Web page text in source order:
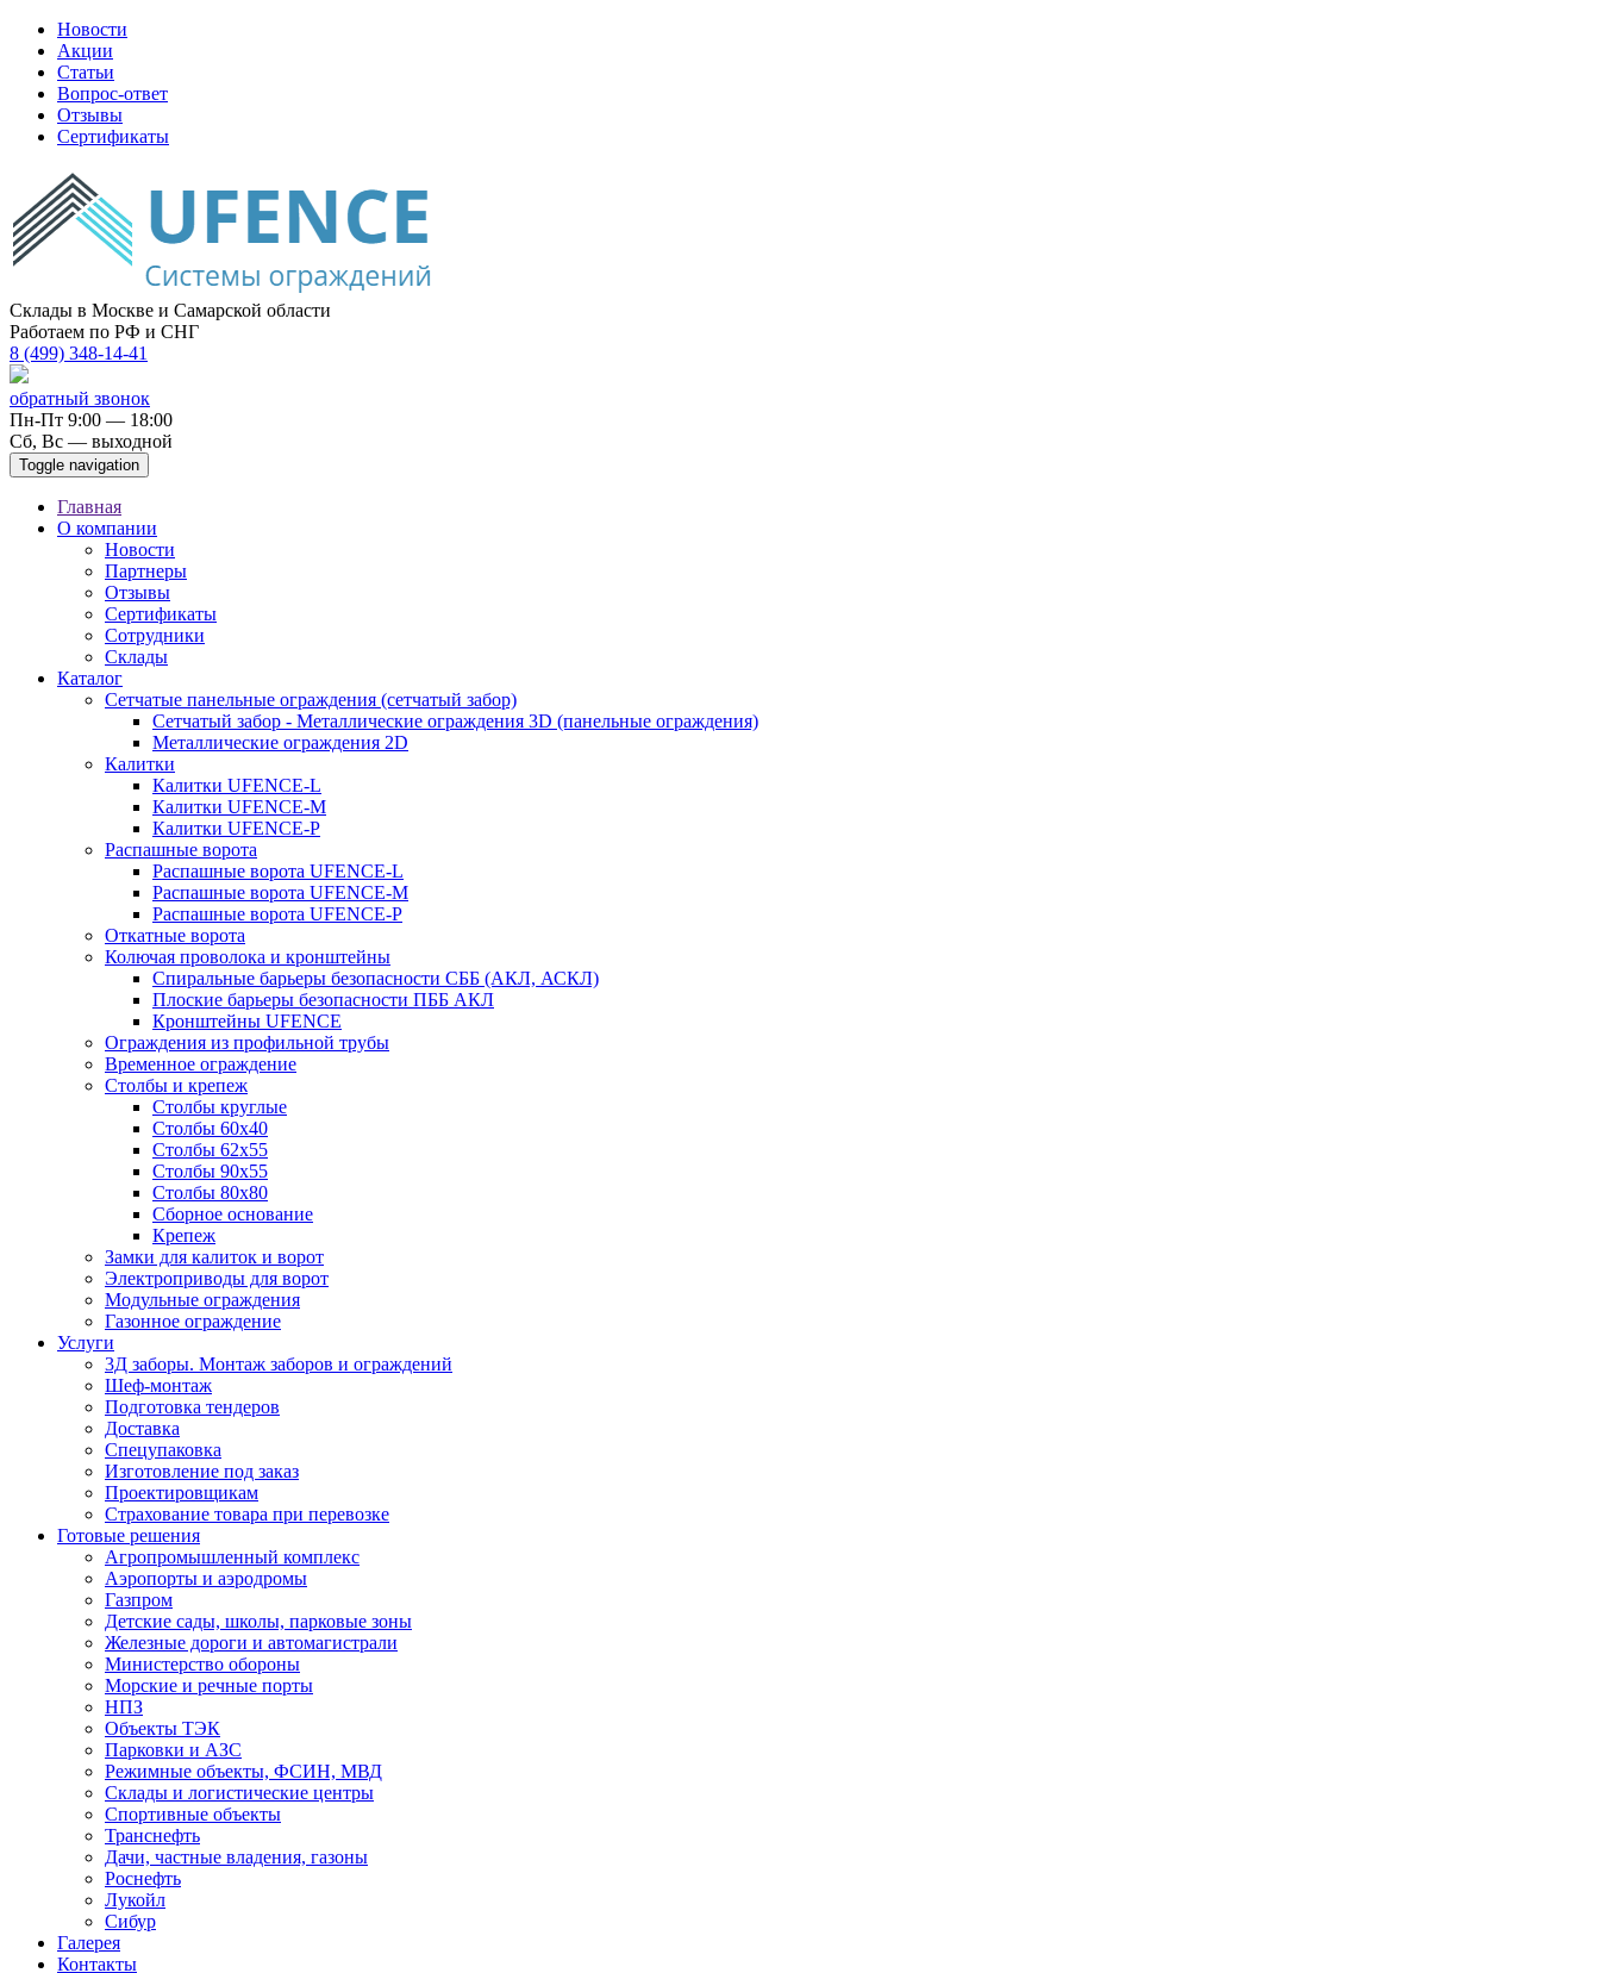
Новости
Акции
Статьи
Вопрос-ответ
Отзывы
Сертификаты
Склады в Москве и Самарской области
Работаем по РФ и СНГ
8 (499) 348-14-41
обратный звонок
Пн-Пт 9:00 — 18:00
Сб, Вс — выходной
Toggle navigation
Главная
О компании
Новости
Партнеры
Отзывы
Сертификаты
Сотрудники
Склады
Каталог
Сетчатые панельные ограждения (сетчатый забор)
Сетчатый забор - Металлические ограждения 3D (панельные ограждения)
Металлические ограждения 2D
Калитки
Калитки UFENCE-L
Калитки UFENCE-M
Калитки UFENCE-P
Распашные ворота
Распашные ворота UFENCE-L
Распашные ворота UFENCE-M
Распашные ворота UFENCE-P
Откатные ворота
Колючая проволока и кронштейны
Спиральные барьеры безопасности СББ (АКЛ, АСКЛ)
Плоские барьеры безопасности ПББ АКЛ
Кронштейны UFENCE
Ограждения из профильной трубы
Временное ограждение
Столбы и крепеж
Столбы круглые
Столбы 60х40
Столбы 62х55
Столбы 90х55
Столбы 80х80
Сборное основание
Крепеж
Замки для калиток и ворот
Электроприводы для ворот
Модульные ограждения
Газонное ограждение
Услуги
3Д заборы. Монтаж заборов и ограждений
Шеф-монтаж
Подготовка тендеров
Доставка
Спецупаковка
Изготовление под заказ
Проектировщикам
Страхование товара при перевозке
Готовые решения
Агропромышленный комплекс
Аэропорты и аэродромы
Газпром
Детские сады, школы, парковые зоны
Железные дороги и автомагистрали
Министерство обороны
Морские и речные порты
НПЗ
Объекты ТЭК
Парковки и АЗС
Режимные объекты, ФСИН, МВД
Склады и логистические центры
Спортивные объекты
Транснефть
Дачи, частные владения, газоны
Роснефть
Лукойл
Сибур
Галерея
Контакты